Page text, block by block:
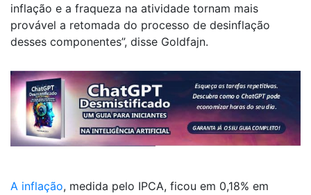
inflação e a fraqueza na atividade tornam mais
provável a retomada do processo de desinflação
desses componentes”, disse Goldfajn.
A inflação, medida pelo IPCA, ficou em 0,18% em